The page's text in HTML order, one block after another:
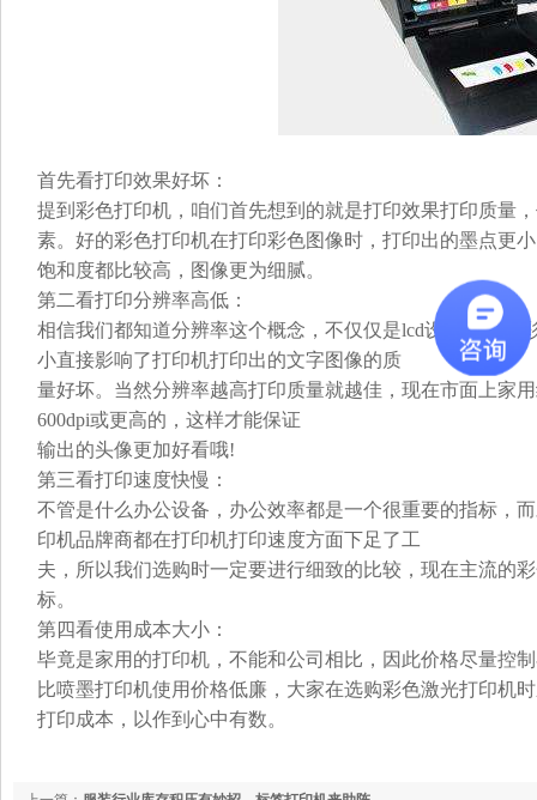
首先看打印效果好坏：
提到彩色打印机，咱们首先想到的就是打印效果打印质量
素。好的彩色打印机在打印彩色图像时，打印出的墨点更
饱和度都比较高，图像更为细腻。
第二看打印分辨率高低：
相信我们都知道分辨率这个概念，不仅仅是lcd设备，对于
小直接影响了打印机打印出的文字图像的质
量好坏。当然分辨率越高打印质量就越佳，现在市面上家
600dpi或更高的，这样才能保证
输出的头像更加好看哦!
第三看打印速度快慢：
不管是什么办公设备，办公效率都是一个很重要的指标，
印机品牌商都在打印机打印速度方面下足了工
夫，所以我们选购时一定要进行细致的比较，现在主流的
标。
第四看使用成本大小：
毕竟是家用的打印机，不能和公司相比，因此价格尽量控
比喷墨打印机使用价格低廉，大家在选购彩色激光打印机
打印成本，以作到心中有数。